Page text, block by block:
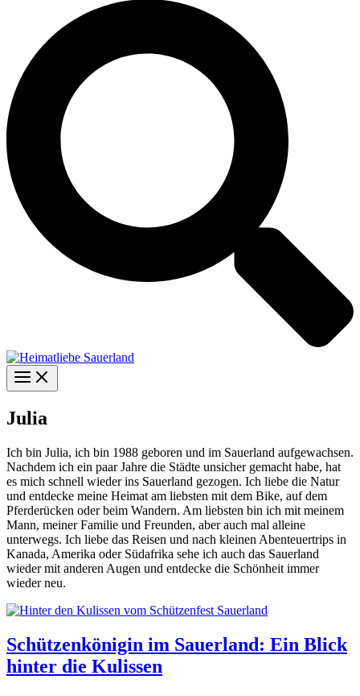
Julia
Ich bin Julia, ich bin 1988 geboren und im Sauerland aufgewachsen.
Nachdem ich ein paar Jahre die Städte unsicher gemacht habe, hat
es mich schnell wieder ins Sauerland gezogen. Ich liebe die Natur
und entdecke meine Heimat am liebsten mit dem Bike, auf dem
Pferderücken oder beim Wandern. Am liebsten bin ich mit meinem
Mann, meiner Familie und Freunden, aber auch mal alleine
unterwegs. Ich liebe das Reisen und nach kleinen Abenteuertrips in
Kanada, Amerika oder Südafrika sehe ich auch das Sauerland
wieder mit anderen Augen und entdecke die Schönheit immer
wieder neu.
Schützenkönigin im Sauerland: Ein Blick
hinter die Kulissen